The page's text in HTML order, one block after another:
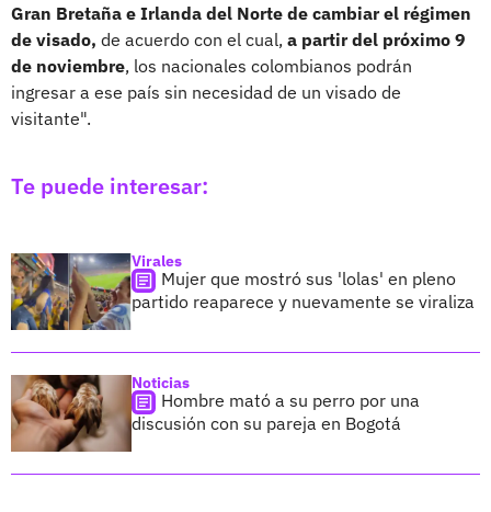
Gran Bretaña e Irlanda del Norte de cambiar el régimen
de visado, de acuerdo con el cual, a partir del próximo 9
de noviembre, los nacionales colombianos podrán
ingresar a ese país sin necesidad de un visado de
visitante".
Te puede interesar:
Virales
Mujer que mostró sus 'lolas' en pleno
partido reaparece y nuevamente se viraliza
Noticias
Hombre mató a su perro por una
discusión con su pareja en Bogotá